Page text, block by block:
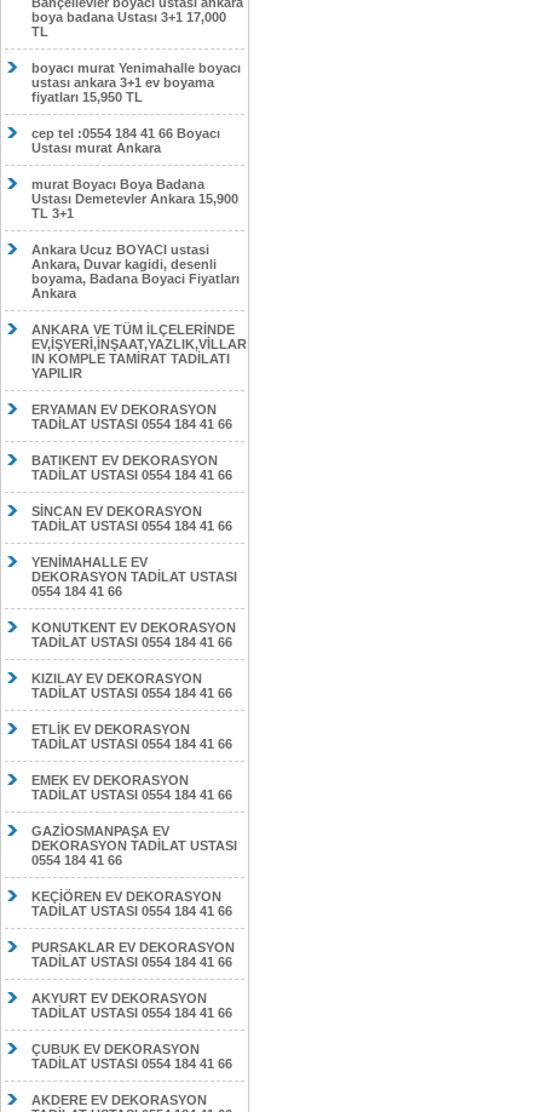
boya badana Ustası 3+1 17,000
TL
boyacı murat Yenimahalle boyacı
ustası ankara 3+1 ev boyama
fiyatları 15,950 TL
cep tel :0554 184 41 66 Boyacı
Ustası murat Ankara
murat Boyacı Boya Badana
Ustası Demetevler Ankara 15,900
TL 3+1
Ankara Ucuz BOYACI ustasi
Ankara, Duvar kagidi, desenli
boyama, Badana Boyaci Fiyatları
Ankara
ANKARA VE TÜM İLÇELERİNDE
EV,İŞYERİ,İNŞAAT,YAZLIK,VİLLAR
IN KOMPLE TAMİRAT TADİLATI
YAPILIR
ERYAMAN EV DEKORASYON
TADİLAT USTASI 0554 184 41 66
BATIKENT EV DEKORASYON
TADİLAT USTASI 0554 184 41 66
SİNCAN EV DEKORASYON
TADİLAT USTASI 0554 184 41 66
YENİMAHALLE EV
DEKORASYON TADİLAT USTASI
0554 184 41 66
KONUTKENT EV DEKORASYON
TADİLAT USTASI 0554 184 41 66
KIZILAY EV DEKORASYON
TADİLAT USTASI 0554 184 41 66
ETLİK EV DEKORASYON
TADİLAT USTASI 0554 184 41 66
EMEK EV DEKORASYON
TADİLAT USTASI 0554 184 41 66
GAZİOSMANPAŞA EV
DEKORASYON TADİLAT USTASI
0554 184 41 66
KEÇİÖREN EV DEKORASYON
TADİLAT USTASI 0554 184 41 66
PURSAKLAR EV DEKORASYON
TADİLAT USTASI 0554 184 41 66
AKYURT EV DEKORASYON
TADİLAT USTASI 0554 184 41 66
ÇUBUK EV DEKORASYON
TADİLAT USTASI 0554 184 41 66
AKDERE EV DEKORASYON